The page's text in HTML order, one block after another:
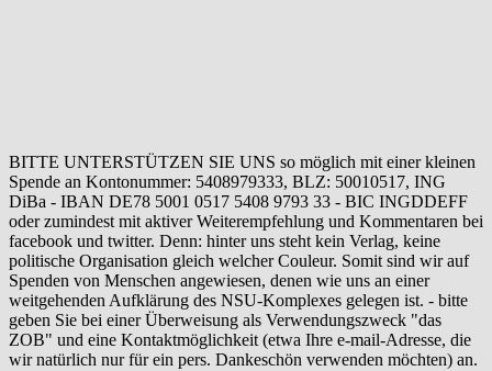
BITTE UNTERSTÜTZEN SIE UNS so möglich mit einer kleinen
Spende an Kontonummer: 5408979333, BLZ: 50010517, ING
DiBa - IBAN DE78 5001 0517 5408 9793 33 - BIC INGDDEFF
oder zumindest mit aktiver Weiterempfehlung und Kommentaren bei
facebook und twitter. Denn: hinter uns steht kein Verlag, keine
politische Organisation gleich welcher Couleur. Somit sind wir auf
Spenden von Menschen angewiesen, denen wie uns an einer
weitgehenden Aufklärung des NSU-Komplexes gelegen ist. - bitte
geben Sie bei einer Überweisung als Verwendungszweck "das
ZOB" und eine Kontaktmöglichkeit (etwa Ihre e-mail-Adresse, die
wir natürlich nur für ein pers. Dankeschön verwenden möchten) an.